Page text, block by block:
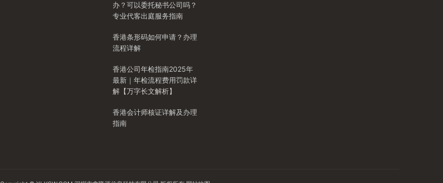
办？可以委托秘书公司吗？
专业代客出庭服务指南
香港条形码如何申请？办理
流程详解
香港公司年检指南2025年
最新｜年检流程费用罚款详
解【万字长文解析】
香港会计师核证详解及办理
指南